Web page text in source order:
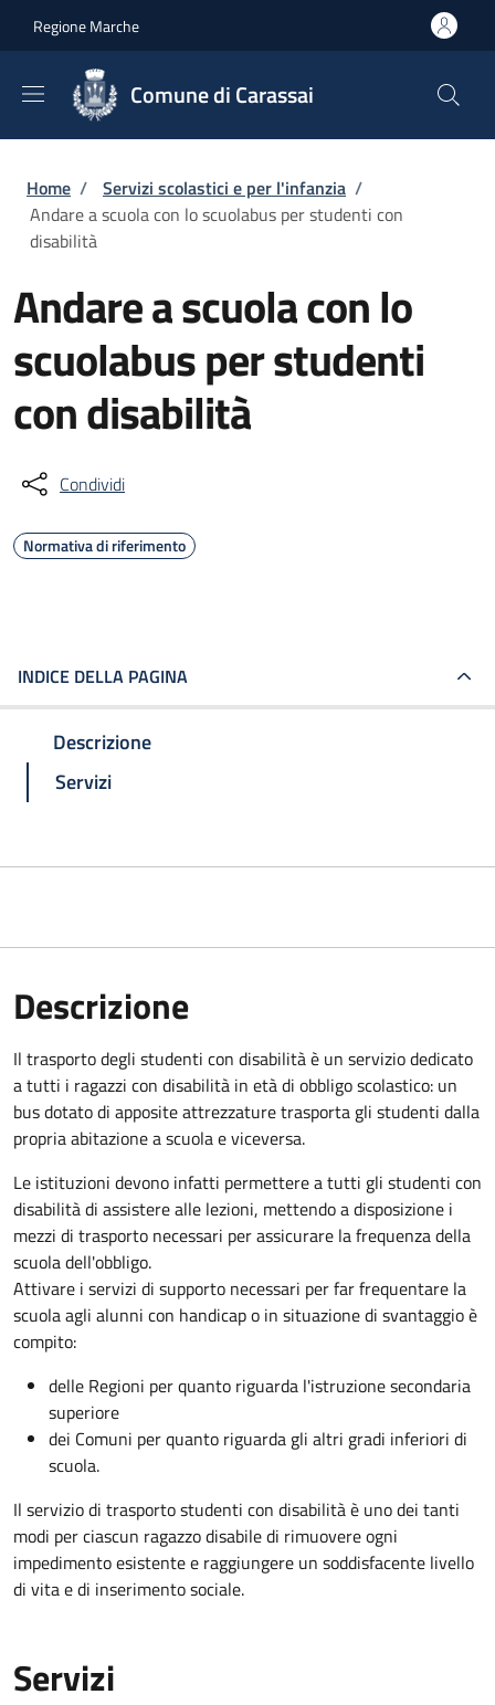
Regione Marche
Comune di Carassai
Briciole di pane
Home / Servizi scolastici e per l'infanzia /
Andare a scuola con lo scuolabus per studenti con
disabilità
Andare a scuola con lo
scuolabus per studenti
con disabilità
Condividi
Normativa di riferimento
INDICE DELLA PAGINA
Descrizione
Servizi
Descrizione
Il trasporto degli studenti con disabilità è un servizio dedicato
a tutti i ragazzi con disabilità in età di obbligo scolastico: un
bus dotato di apposite attrezzature trasporta gli studenti dalla
propria abitazione a scuola e viceversa.
Le istituzioni devono infatti permettere a tutti gli studenti con
disabilità di assistere alle lezioni, mettendo a disposizione i
mezzi di trasporto necessari per assicurare la frequenza della
scuola dell'obbligo.
Attivare i servizi di supporto necessari per far frequentare la
scuola agli alunni con handicap o in situazione di svantaggio è
compito:
delle Regioni per quanto riguarda l'istruzione secondaria
superiore
dei Comuni per quanto riguarda gli altri gradi inferiori di
scuola.
Il servizio di trasporto studenti con disabilità è uno dei tanti
modi per ciascun ragazzo disabile di rimuovere ogni
impedimento esistente e raggiungere un soddisfacente livello
di vita e di inserimento sociale.
Servizi